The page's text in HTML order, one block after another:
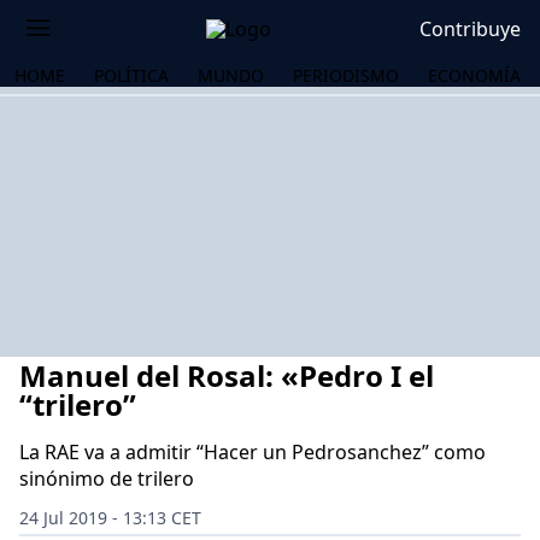
Contribuye
HOME POLÍTICA MUNDO PERIODISMO ECONOMÍA
Manuel del Rosal: «Pedro I el
“trilero”
La RAE va a admitir “Hacer un Pedrosanchez” como
sinónimo de trilero
24 Jul 2019 - 13:13 CET